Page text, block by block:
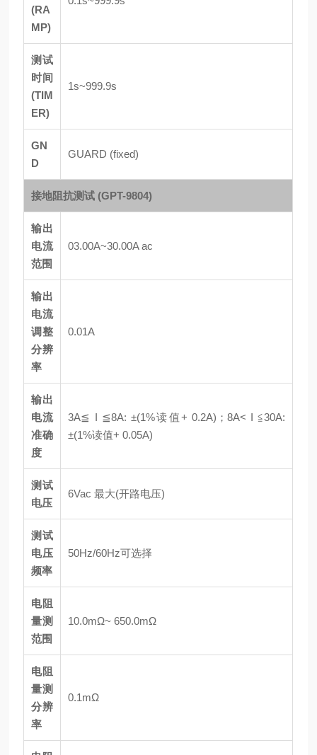
(RA
MP)
测试
时间
(TIM
ER)
1s~999.9s
GN
D
GUARD (fixed)
接地阻抗测试 (GPT-9804)
输出
电流
范围
03.00A~30.00A ac
输出
电流
调整
分辨
率
0.01A
输出
电流
准确
度
3A≦ I ≦8A: ±(1%读值+ 0.2A)；8A< I ≦30A:
±(1%读值+ 0.05A)
测试
电压
6Vac 最大(开路电压)
测试
电压
频率
50Hz/60Hz可选择
电阻
量测
范围
10.0mΩ~ 650.0mΩ
电阻
量测
分辨
率
0.1mΩ